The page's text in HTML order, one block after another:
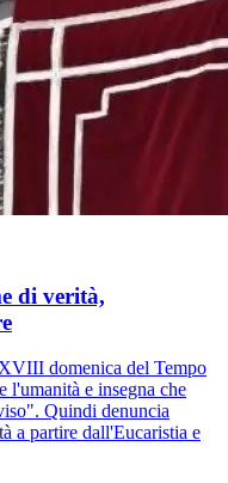
di verità,
domenica del Tempo
l'umanità e insegna che
Quindi denuncia
a partire dall'Eucaristia e